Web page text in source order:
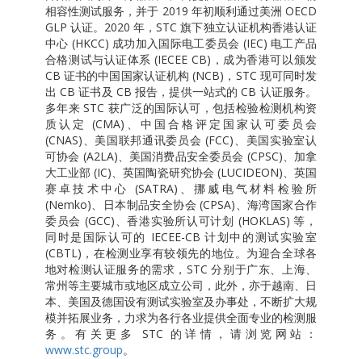
相容性测试服务，并于 2019 年初顺利通过美洲 OECD
GLP 认证。2020 年，STC 旗下独立认证机构香港认证
中心 (HKCC) 成功加入国际电工委员会 (IEC) 电工产品
合格测试与认证体系 (IECEE CB)，成为香港可以颁发
CB 证书的中国国家认证机构 (NCB)，STC 现可同时发
出 CB 证书及 CB 报告，提供一站式的 CB 认证服务。
多年来 STC 获广泛的国际认可，包括检验检测机构资
质认定 (CMA)、中国合格评定国家认可委员会
(CNAS)、美国联邦通讯委员会 (FCC)、美国实验室认
可协会 (A2LA)、美国消费品安全委员会 (CPSC)、加拿
大工业部 (IC)、英国陶瓷研究协会 (LUCIDEON)、英国
赛卓技术中心 (SATRA)、挪威电气材料检验所
(Nemko)、日本制品安全协会 (CPSA)、海湾国家合作
委员会 (GCC)、香港实验所认可计划 (HOKLAS) 等，
同时是国际认可的 IECEE-CB 计划中的测试实验室
(CBTL)，在检测业享有较领先的地位。为迎合全球各
地对检测认证服务的需求，STC 分别于广东、上海、
常州等主要城市或地区成立公司，此外，亦于越南、日
本、美国及德国设有测试实验室及办事处，不断扩大规
模并拓展业务，力求为各行各业提供全面专业的检测服
务。有关更多 STC 的详情，请浏览网站：
www.stc.group。